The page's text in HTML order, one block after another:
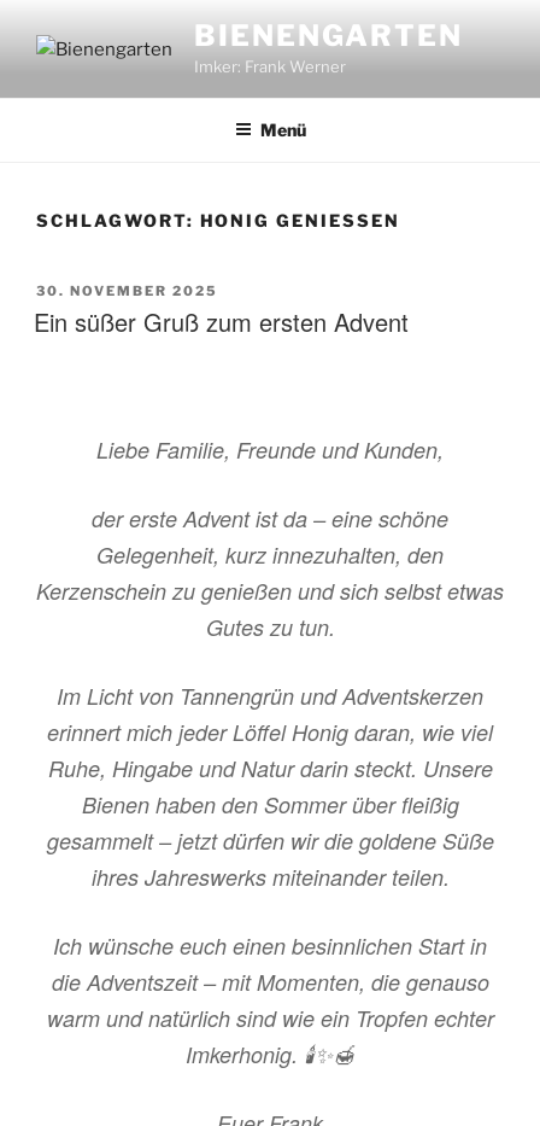
Inhalt
BIENENGARTEN
Imker: Frank Werner
Menü
SCHLAGWORT: HONIG GENIESSEN
VERÖFFENTLICHT
AM
30. NOVEMBER 2025
Ein süßer Gruß zum ersten Advent
Liebe Familie, Freunde und Kunden,
der erste Advent ist da – eine schöne
Gelegenheit, kurz innezuhalten, den
Kerzenschein zu genießen und sich selbst etwas
Gutes zu tun.
Im Licht von Tannengrün und Adventskerzen
erinnert mich jeder Löffel Honig daran, wie viel
Ruhe, Hingabe und Natur darin steckt. Unsere
Bienen haben den Sommer über fleißig
gesammelt – jetzt dürfen wir die goldene Süße
ihres Jahreswerks miteinander teilen.
Ich wünsche euch einen besinnlichen Start in
die Adventszeit – mit Momenten, die genauso
warm und natürlich sind wie ein Tropfen echter
Imkerhonig. 🕯✨🍯